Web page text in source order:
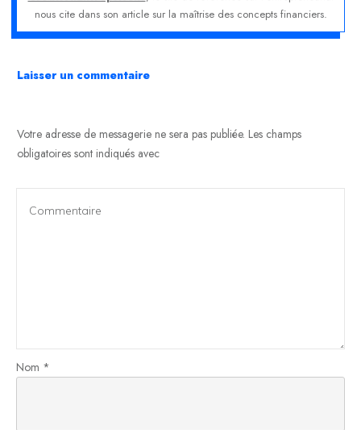
nous cite dans son article sur la maîtrise des concepts financiers.
Laisser un commentaire
Votre adresse de messagerie ne sera pas publiée. Les champs
obligatoires sont indiqués avec
Nom *